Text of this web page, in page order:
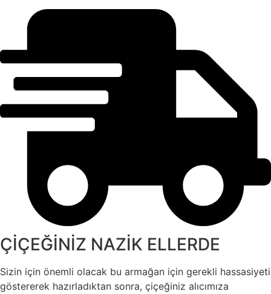
ÇİÇEĞİNİZ NAZİK ELLERDE
Sizin için önemli olacak bu armağan için gerekli hassasiyeti
göstererek hazırladıktan sonra, çiçeğiniz alıcımıza